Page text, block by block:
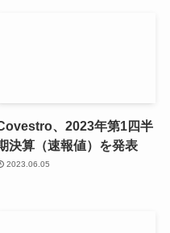
、2023年第1四半
決算（速報値）を発表
2023.06.05